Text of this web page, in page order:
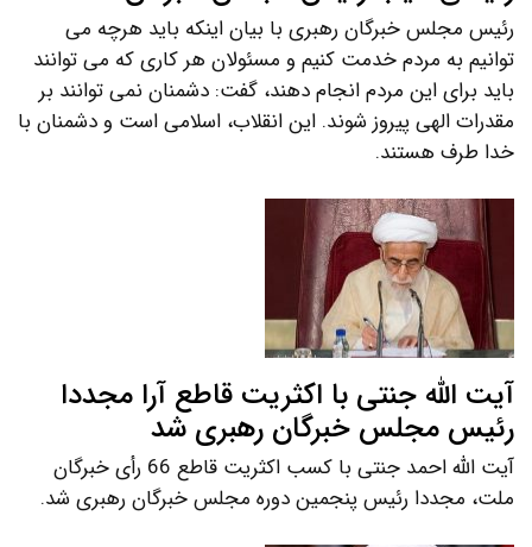
رئیس مجلس خبرگان رهبری با بیان اینکه باید هرچه می
توانیم به مردم خدمت کنیم و مسئولان هر کاری که می توانند
باید برای این مردم انجام دهند، گفت: دشمنان نمی توانند بر
مقدرات الهی پیروز شوند. این انقلاب، اسلامی است و دشمنان با
خدا طرف هستند.
آیت الله جنتی با اکثریت قاطع آرا مجددا
رئیس مجلس خبرگان رهبری شد
آیت الله احمد جنتی با کسب اکثریت قاطع 66 رأی خبرگان
ملت، مجددا رئیس پنجمین دوره مجلس خبرگان رهبری شد.